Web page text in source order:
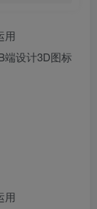
用
端设计3D图标
用